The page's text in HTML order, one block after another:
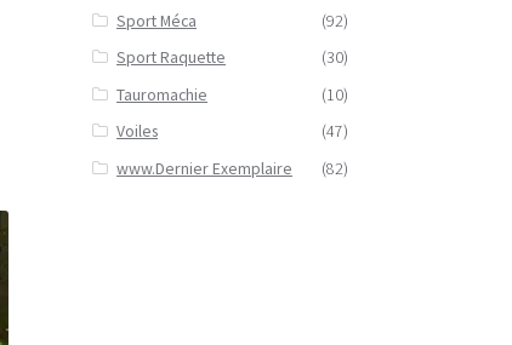
Sport Méca
(92)
Sport Raquette
(30)
Tauromachie
(10)
Voiles
(47)
www.Dernier Exemplaire
(82)